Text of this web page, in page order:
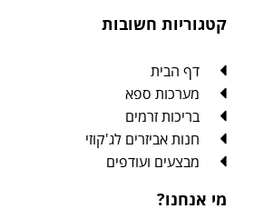
קטגוריות חשובות
דף הבית
מערכות ספא
בריכות זרמים
חנות אביזרים לג'קוזי
מבצעים ועודפים
מי אנחנו?